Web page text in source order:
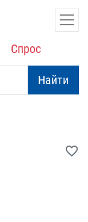
Спрос
Найти
favorite_border